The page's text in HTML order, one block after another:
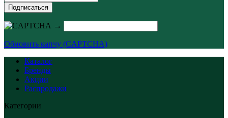
Подписаться
→
Обновить капчу (CAPTCHA)
Каталог
Бренды
Акции
Распродажи
Категории